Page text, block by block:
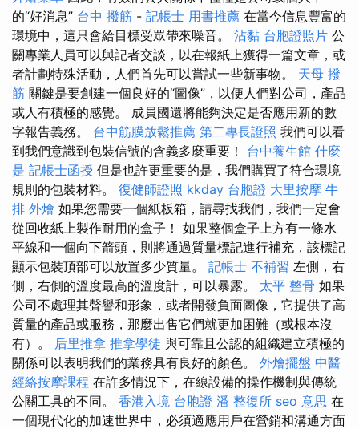
的“好消息” 台中 撥筋 - 記帳士 用書推薦 在當今信息豐富的
環境中，這只會給目標受眾帶來噪音。 沾黏 台胞證照片 公
關專業人員可以與記者交談，以在報紙上獲得一篇文章，或
者計劃特殊活動，人們首先可以嘗試一些新事物。 天母 撥
筋 關鍵是要創建一個良好的“圖像”，以便人們對公司，產品
或人有積極的感覺。 成員國還將能夠決定是否應用新的數
字報告義務。 台中筋膜放鬆推薦 第二專長證照 我們可以看
到我們意識到包裝信號的含義多麼重要！ 台中養生館 什麼
是 記帳士函授 但是也許更重要的是，我們購買了符合環境
規則的包裝材料。 復健師證照 kkday 台胞證 大里按摩 牛
排 外燴 如果您需要一個紙板箱，請尋找我們，我們一定會
從回收紙上製作耐用的盒子！ 如果整個盒子上方有一條水
平線和一個向下箭頭，則將通過質量標記進行補充，該標記
顯示包裝頂部可以放置多少質量。 記帳士 不補習 左側，右
側，右側的溫度最高的溫度計，可以暴露。 太平 整骨 如果
公司不處理其聲譽和形象，或者開發負面圖像，它提供了高
質量的產品或服務，那麼出售它們就更加困難（或根本沒
有）。 后里推拿 推拿學徒 與可靠且公認的組織建立積極的
關係可以表明我們的業務具有良好的顏色。 外燴擺盤 中醫
經絡按摩課程 在許多情況下，在線設備的操作機制與傳統
公關工具的不同。 香港入境 台胞證 潘 整復所 seo 意思 在
一個現代化的加速世界中，必須適應用戶在營銷和溝通方面